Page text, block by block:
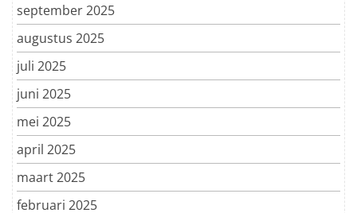
september 2025
augustus 2025
juli 2025
juni 2025
mei 2025
april 2025
maart 2025
februari 2025